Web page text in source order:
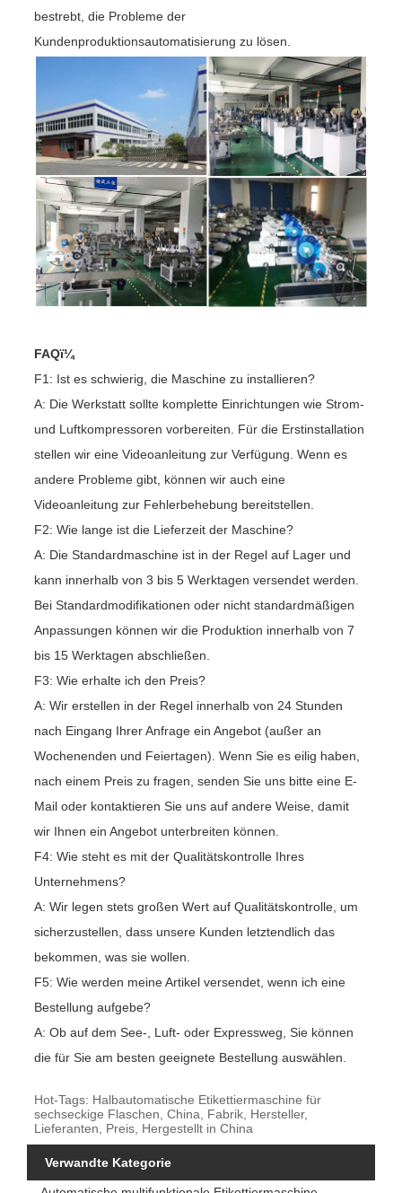
bestrebt, die Probleme der
Kundenproduktionsautomatisierung zu lösen.
FAQï¼
F1: Ist es schwierig, die Maschine zu installieren?
A: Die Werkstatt sollte komplette Einrichtungen wie Strom-
und Luftkompressoren vorbereiten. Für die Erstinstallation
stellen wir eine Videoanleitung zur Verfügung. Wenn es
andere Probleme gibt, können wir auch eine
Videoanleitung zur Fehlerbehebung bereitstellen.
F2: Wie lange ist die Lieferzeit der Maschine?
A: Die Standardmaschine ist in der Regel auf Lager und
kann innerhalb von 3 bis 5 Werktagen versendet werden.
Bei Standardmodifikationen oder nicht standardmäßigen
Anpassungen können wir die Produktion innerhalb von 7
bis 15 Werktagen abschließen.
F3: Wie erhalte ich den Preis?
A: Wir erstellen in der Regel innerhalb von 24 Stunden
nach Eingang Ihrer Anfrage ein Angebot (außer an
Wochenenden und Feiertagen). Wenn Sie es eilig haben,
nach einem Preis zu fragen, senden Sie uns bitte eine E-
Mail oder kontaktieren Sie uns auf andere Weise, damit
wir Ihnen ein Angebot unterbreiten können.
F4: Wie steht es mit der Qualitätskontrolle Ihres
Unternehmens?
A: Wir legen stets großen Wert auf Qualitätskontrolle, um
sicherzustellen, dass unsere Kunden letztendlich das
bekommen, was sie wollen.
F5: Wie werden meine Artikel versendet, wenn ich eine
Bestellung aufgebe?
A: Ob auf dem See-, Luft- oder Expressweg, Sie können
die für Sie am besten geeignete Bestellung auswählen.
Hot-Tags: Halbautomatische Etikettiermaschine für
sechseckige Flaschen, China, Fabrik, Hersteller,
Lieferanten, Preis, Hergestellt in China
Verwandte Kategorie